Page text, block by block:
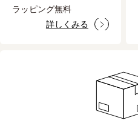
ラッピング無料
詳しくみる